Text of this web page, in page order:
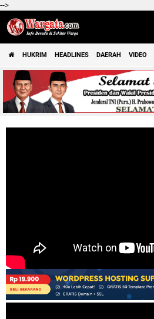
-->
HUKRIM HEADLINES DAERAH VIDEO